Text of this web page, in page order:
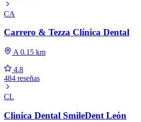
CA
Carrero & Tezza Clínica Dental
A 0.15 km
4.8
484 reseñas
CL
Clinica Dental SmileDent León